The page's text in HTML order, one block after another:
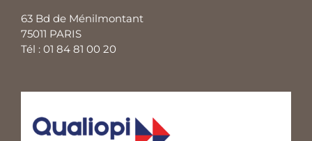
63 Bd de Ménilmontant
75011 PARIS
Tél : 01 84 81 00 20